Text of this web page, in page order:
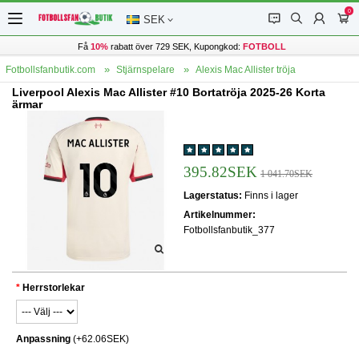
SEK 󰂱 󰂨 󰃳
0
󰃦
Få 10%rabatt över 729 SEK, Kupongkod: FOTBOLL
Fotbollsfanbutik.com Stjärnspelare Alexis Mac Allister tröja
Liverpool Alexis Mac Allister #10 Bortatröja 2025-26 Korta
ärmar
395.82SEK 1 041.70SEK
Lagerstatus: Finns i lager
Artikelnummer:
Fotbollsfanbutik_377
Herrstorlekar
Anpassning (+62.06SEK)